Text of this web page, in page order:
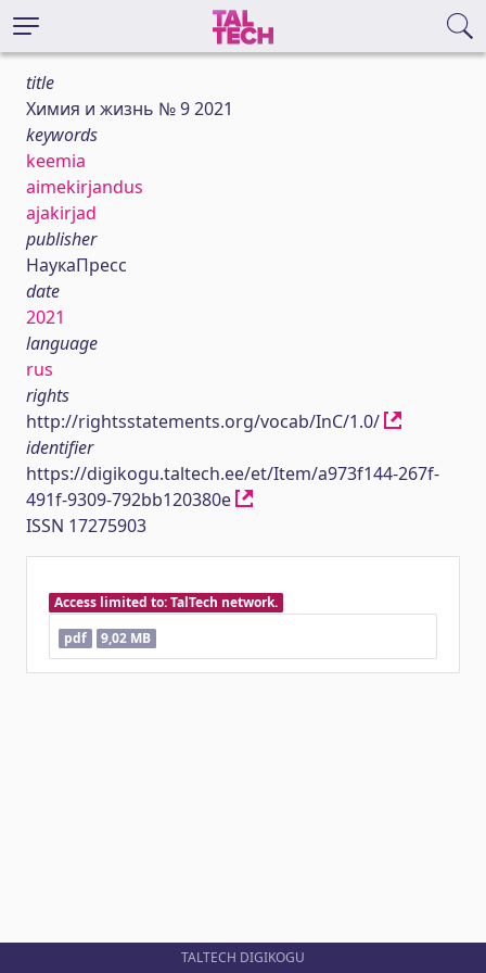
title
Химия и жизнь № 9 2021
keywords
keemia
aimekirjandus
ajakirjad
publisher
НаукаПресс
date
2021
language
rus
rights
http://rightsstatements.org/vocab/InC/1.0/
identifier
https://digikogu.taltech.ee/et/Item/a973f144-267f-
491f-9309-792bb120380e
ISSN 17275903
Access limited to: TalTech network.
pdf
9,02 MB
TALTECH DIGIKOGU